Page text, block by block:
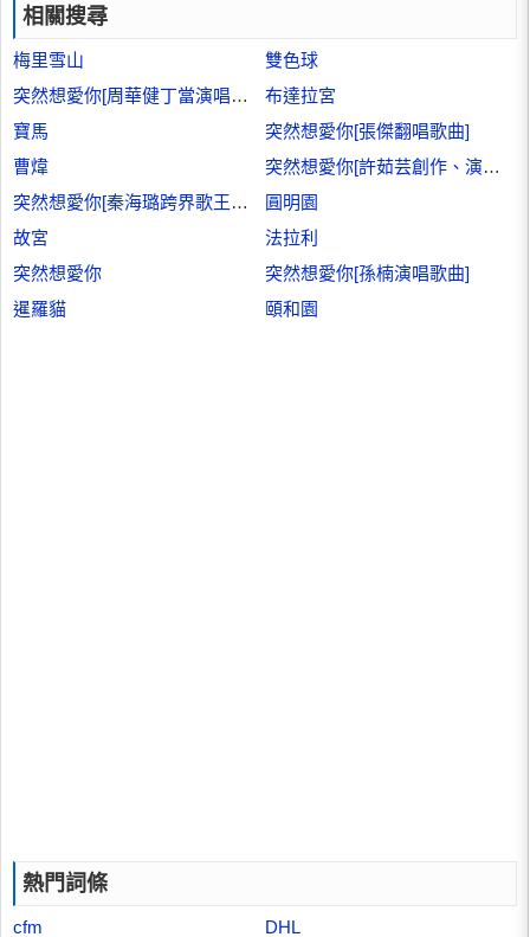
相關搜尋
梅里雪山
雙色球
突然想愛你[周華健丁當演唱歌曲]
布達拉宮
寶馬
突然想愛你[張傑翻唱歌曲]
曹煒
突然想愛你[許茹芸創作、演唱歌曲]
突然想愛你[秦海璐跨界歌王演唱的歌曲]
圓明園
故宮
法拉利
突然想愛你
突然想愛你[孫楠演唱歌曲]
暹羅貓
頤和園
熱門詞條
cfm
DHL